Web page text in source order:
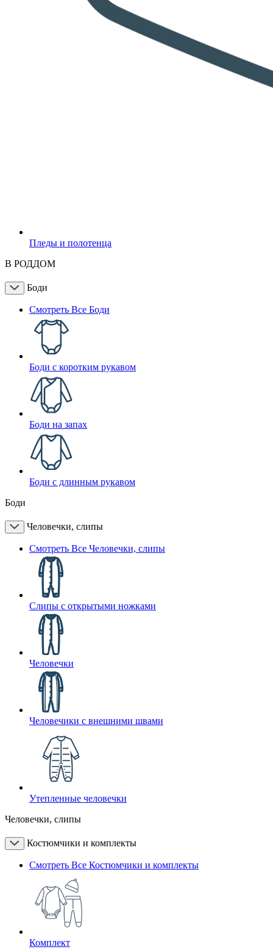
Пледы и полотенца
В РОДДОМ
Боди
Смотреть Все Боди
Боди с коротким рукавом
Боди на запах
Боди с длинным рукавом
Боди
Человечки, слипы
Смотреть Все Человечки, слипы
Слипы с открытыми ножками
Человечки
Человечики с внешними швами
Утепленные человечки
Человечки, слипы
Костюмчики и комплекты
Смотреть Все Костюмчики и комплекты
Комплект